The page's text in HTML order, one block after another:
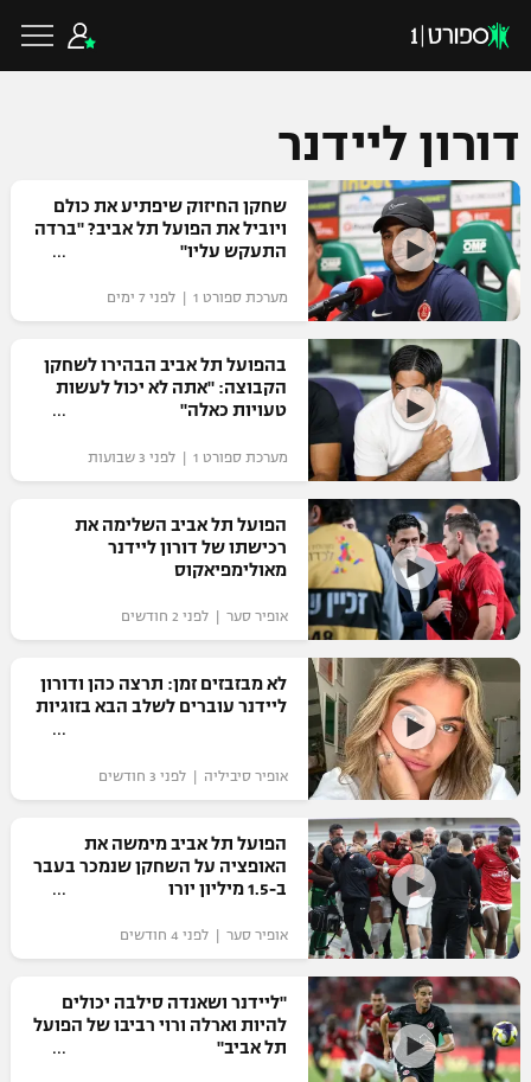
VOD
רץ ברשת
תוצאות
לוח שידורים
ברחבה
"מעל הליגה" – פודקאסט
כדורגל ישראלי
ליגת העל
גביע הטוטו
ליגיונרים
גביע המדינה
נבחרת ישראל
מכבי חיפה
בית"ר ירושלים
מכבי תל אביב
הפועל תל אביב
הפועל חיפה
הפועל באר שבע
מכבי נתניה
בני יהודה
כדורגל עולמי
ליגת האלופות
ליגה אירופית
ליגה אנגלית
ליגה גרמנית
ליגה ספרדית
ליגה איטלקית
ליגה צרפתית
ליגה הולנדית
ליגה סינית
ליגה ברזילאית
ליגות נוספות
כדורסל ישראלי
ליגת ווינר סל
ליגה לאומית
כדורסל נשים
מכבי תל אביב
הפועל חולון
הפועל ירושלים
דני אבדיה
כדורסל עולמי
NBA
יורוליג
יורוקאפ
ענפים נוספים
טניס
כדוריד
כדורעף
שחייה
ג'ודו
אגרוף
ספורט אולימפי
UFC
היאבקות WWE
דורון ליידנר
שחקן החיזוק שיפתיע את כולם
ויוביל את הפועל תל אביב? "ברדה
התעקש עליו"
מערכת ספורט 1 | לפני 7 ימים
בהפועל תל אביב הבהירו לשחקן
הקבוצה: "אתה לא יכול לעשות
טעויות כאלה"
מערכת ספורט 1 | לפני 3 שבועות
הפועל תל אביב השלימה את
רכישתו של דורון ליידנר
מאולימפיאקוס
אופיר סער | לפני 2 חודשים
לא מבזבזים זמן: תרצה כהן ודורון
ליידנר עוברים לשלב הבא בזוגיות
אופיר סיביליה | לפני 3 חודשים
הפועל תל אביב מימשה את
האופציה על השחקן שנמכר בעבר
ב-1.5 מיליון יורו
אופיר סער | לפני 4 חודשים
"ליידנר ושאנדה סילבה יכולים
להיות וארלה ורוי רביבו של הפועל
תל אביב"